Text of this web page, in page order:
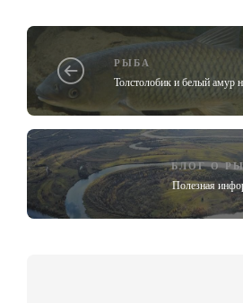
РЫБА
Толстолобик и белый амур
БЛОГ О
Полезная